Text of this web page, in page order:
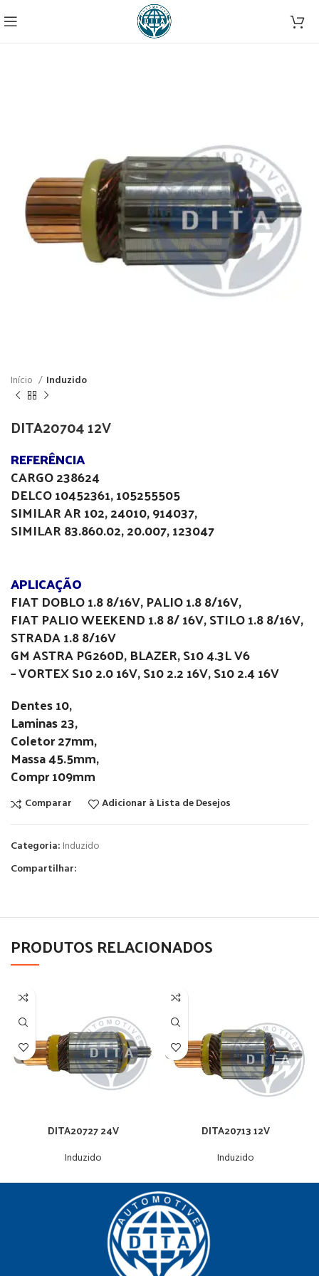
Início Induzido
DITA20704 12V
REFERÊNCIA
CARGO 238624
DELCO 10452361, 105255505
SIMILAR AR 102, 24010, 914037,
SIMILAR 83.860.02, 20.007, 123047
APLICAÇÃO
FIAT DOBLO 1.8 8/16V, PALIO 1.8 8/16V,
FIAT PALIO WEEKEND 1.8 8/ 16V, STILO 1.8 8/16V,
STRADA 1.8 8/16V
GM ASTRA PG260D, BLAZER, S10 4.3L V6
– VORTEX S10 2.0 16V, S10 2.2 16V, S10 2.4 16V
Dentes 10,
Laminas 23,
Coletor 27mm,
Massa 45.5mm,
Compr 109mm
Comparar Adicionar à Lista de Desejos
Categoria: Induzido
Compartilhar:
PRODUTOS RELACIONADOS
DITA20727 24V
Induzido
DITA20713 12V
Induzido